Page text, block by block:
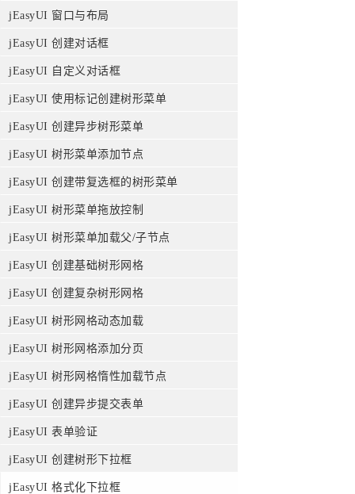
jEasyUI 窗口与布局
jEasyUI 创建对话框
jEasyUI 自定义对话框
jEasyUI 使用标记创建树形菜单
jEasyUI 创建异步树形菜单
jEasyUI 树形菜单添加节点
jEasyUI 创建带复选框的树形菜单
jEasyUI 树形菜单拖放控制
jEasyUI 树形菜单加载父/子节点
jEasyUI 创建基础树形网格
jEasyUI 创建复杂树形网格
jEasyUI 树形网格动态加载
jEasyUI 树形网格添加分页
jEasyUI 树形网格惰性加载节点
jEasyUI 创建异步提交表单
jEasyUI 表单验证
jEasyUI 创建树形下拉框
jEasyUI 格式化下拉框